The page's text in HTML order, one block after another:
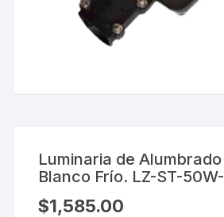
Luminaria de
Blanco Frío. LZ-ST-
$1,585.00